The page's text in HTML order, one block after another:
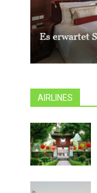
AIRLINES